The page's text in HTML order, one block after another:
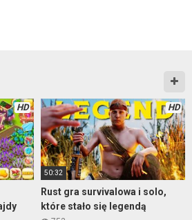
HD HD
50:32
Rust gra survivalowa i solo,
które stało się legendą